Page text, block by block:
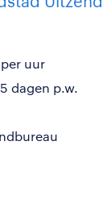
uur
dagen p.w.